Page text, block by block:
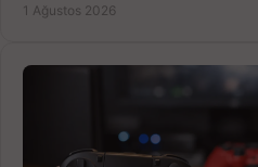
1 Ağustos 2026